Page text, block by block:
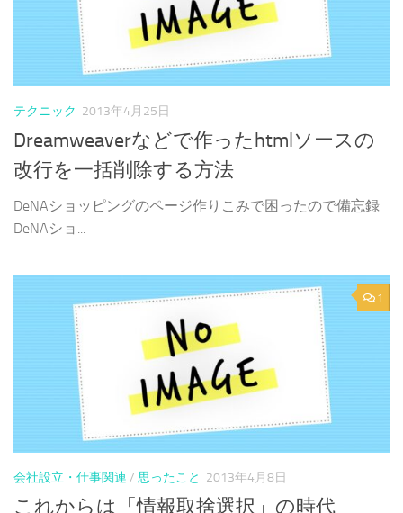
テクニック 2013年4月25日
Dreamweaverなどで作ったhtmlソースの
改行を一括削除する方法
DeNAショッピングのページ作りこみで困ったので備忘録
DeNAショ...
1
会社設立・仕事関連 / 思ったこと 2013年4月8日
これからは「情報取捨選択」の時代